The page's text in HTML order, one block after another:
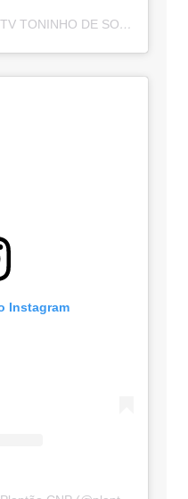
Um post compartilhado por TV TONINHO DE SOUZA (@toninhodesouzamt)
Instagram